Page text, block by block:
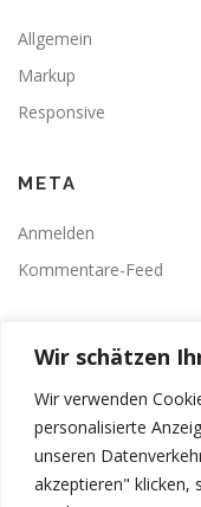
Wir schätzen
Wir verwenden
personalisierte
unseren
akzeptieren" klicken,
Allgemein
Markup
Responsive
META
Anmelden
Kommentare-Feed
Datenschutz